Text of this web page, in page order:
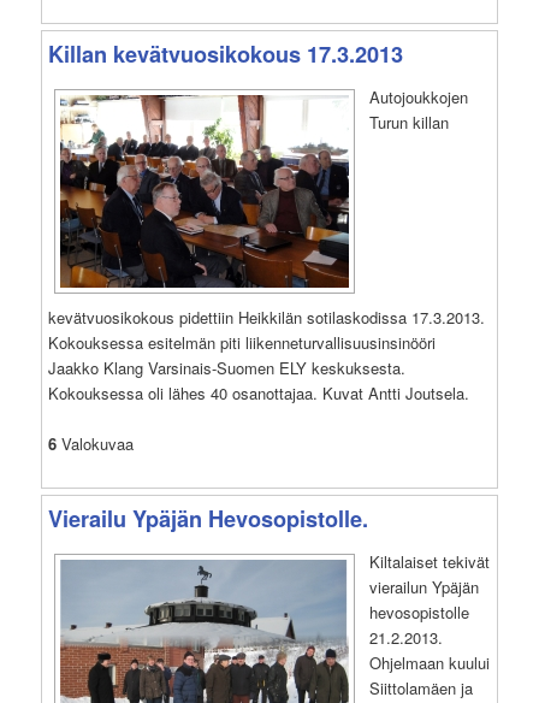
Killan kevätvuosikokous 17.3.2013
Autojoukkojen
Turun killan
kevätvuosikokous pidettiin Heikkilän sotilaskodissa 17.3.2013.
Kokouksessa esitelmän piti liikenneturvallisuusinsinööri
Jaakko Klang Varsinais-Suomen ELY keskuksesta.
Kokouksessa oli lähes 40 osanottajaa. Kuvat Antti Joutsela.
6 Valokuvaa
Vierailu Ypäjän Hevosopistolle.
Kiltalaiset tekivät
vierailun Ypäjän
hevosopistolle
21.2.2013.
Ohjelmaan kuului
Siittolamäen ja